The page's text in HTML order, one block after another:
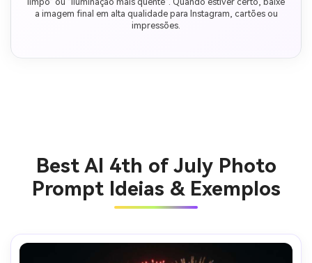
a imagem final em alta qualidade para Instagram, cartões ou
impressões.
Best AI 4th of July Photo
Prompt Ideias & Exemplos